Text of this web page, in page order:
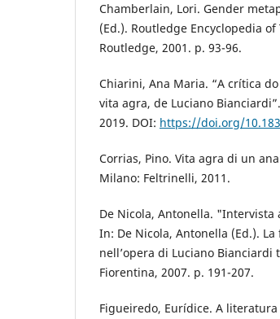
Chamberlain, Lori. Gender
(Ed.). Routledge Encyclopedia
Routledge, 2001. p. 93-96.
Chiarini, Ana Maria. “A crítica
vita agra, de Luciano
2019. DOI: https://doi.org/
Corrias, Pino. Vita agra di un
Milano: Feltrinelli, 2011.
De Nicola, Antonella. "Intervista
In: De Nicola, Antonella (Ed.).
nell’opera di Luciano
Fiorentina, 2007. p. 191-207.
Figueiredo, Eurídice. A